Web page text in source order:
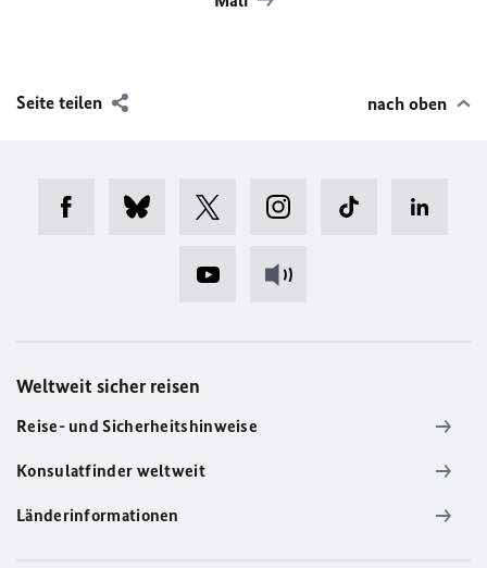
Seite teilen nach oben
Weltweit sicher reisen
Reise- und Sicherheitshinweise
Konsulatfinder weltweit
Länderinformationen